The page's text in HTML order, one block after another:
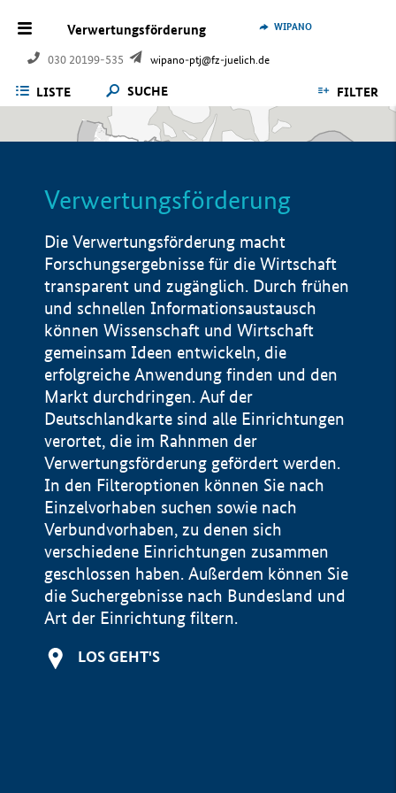
Verwertungsförderung
030 20199-535 wipano-ptj@fz-juelich.de
WIPANO
LISTE SUCHE FILTER
Verwertungsförderung
Die Verwertungsförderung macht
Forschungsergebnisse für die Wirtschaft
transparent und zugänglich. Durch frühen
und schnellen Informationsaustausch
können Wissenschaft und Wirtschaft
gemeinsam Ideen entwickeln, die
erfolgreiche Anwendung finden und den
Markt durchdringen. Auf der
Deutschlandkarte sind alle Einrichtungen
verortet, die im Rahnmen der
Verwertungsförderung gefördert werden.
In den Filteroptionen können Sie nach
Einzelvorhaben suchen sowie nach
Verbundvorhaben, zu denen sich
verschiedene Einrichtungen zusammen
geschlossen haben. Außerdem können Sie
die Suchergebnisse nach Bundesland und
Art der Einrichtung filtern.
LOS GEHT'S